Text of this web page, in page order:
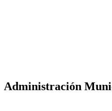
Administración